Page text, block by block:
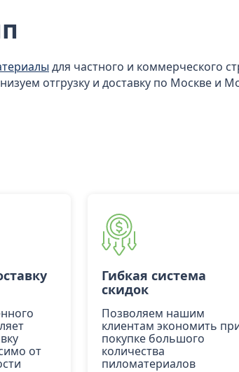
для частного и коммерческого
отгрузку и доставку по Москве и
от
Гибкая система
скидок
Позволяем нашим
клиентам экономить
покупке большого
количества
пиломатериалов